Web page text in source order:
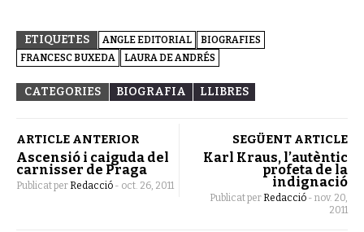
ETIQUETES ANGLE EDITORIAL
BIOGRAFIES
FRANCESC BUXEDA
LAURA DE ANDRÉS
CATEGORIES BIOGRAFIA LLIBRES
ARTICLE ANTERIOR
Ascensió i caiguda del
carnisser de Praga
Publicat per Redacció - oct. 26, 2011
SEGÜENT ARTICLE
Karl Kraus, l’autèntic
profeta de la
indignació
Publicat per Redacció - nov. 20,
2011